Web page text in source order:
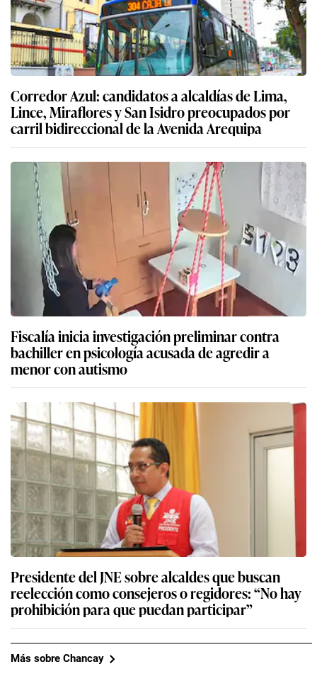
Corredor Azul: candidatos a alcaldías de Lima,
Lince, Miraflores y San Isidro preocupados por
carril bidireccional de la Avenida Arequipa
Fiscalía inicia investigación preliminar contra
bachiller en psicología acusada de agredir a
menor con autismo
Presidente del JNE sobre alcaldes que buscan
reelección como consejeros o regidores: “No hay
prohibición para que puedan participar”
Más sobre Chancay